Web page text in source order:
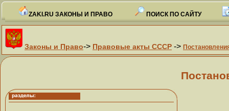
ZAKI.RU ЗАКОНЫ И ПРАВО ПОИСК ПО САЙТУ
Законы и Право-> Правовые акты СССР ->